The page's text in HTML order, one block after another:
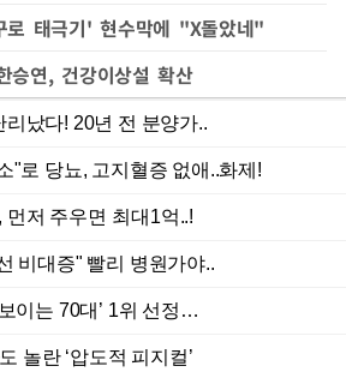
로 태극기' 현수막에 "X돌았네"
승연, 건강이상설 확산